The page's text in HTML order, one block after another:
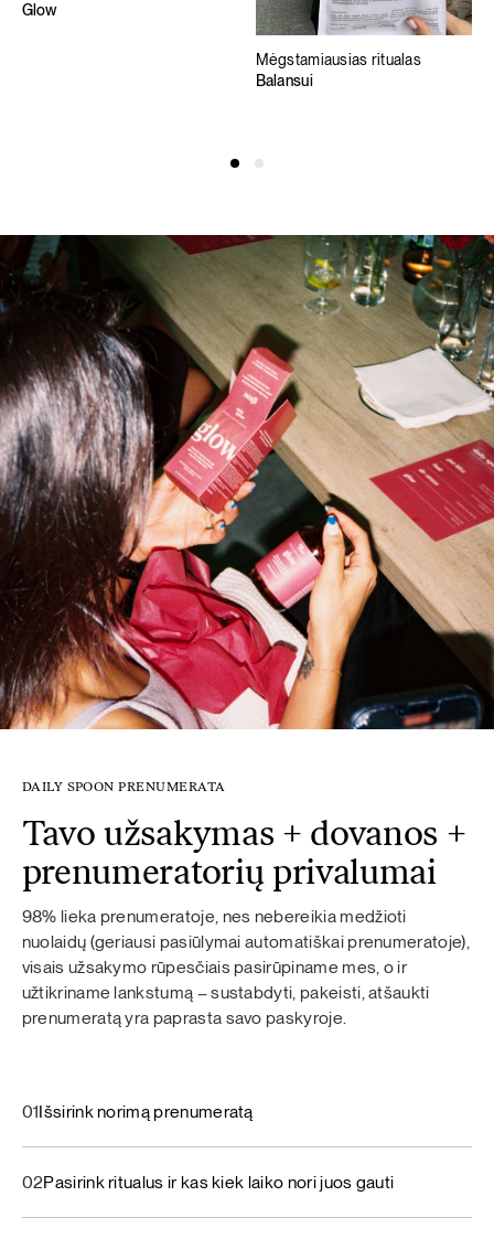
Glow
Mėgstamiausias ritualas
Balansui
DAILY SPOON PRENUMERATA
Tavo užsakymas + dovanos +
prenumeratorių privalumai
98% lieka prenumeratoje, nes nebereikia medžioti
nuolaidų (geriausi pasiūlymai automatiškai prenumeratoje),
visais užsakymo rūpesčiais pasirūpiname mes, o ir
užtikriname lankstumą – sustabdyti, pakeisti, atšaukti
prenumeratą yra paprasta savo paskyroje.
01Išsirink norimą prenumeratą
02Pasirink ritualus ir kas kiek laiko nori juos gauti